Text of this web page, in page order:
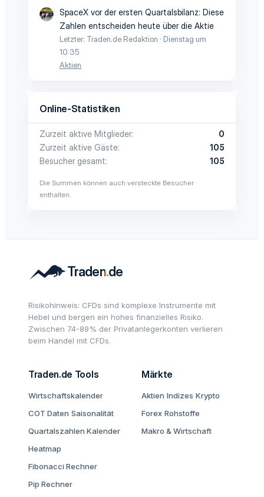
SpaceX vor der ersten Quartalsbilanz: Diese
Zahlen entscheiden heute über die Aktie
Letzter: Traden.de Redaktion
Dienstag um
10:35
Aktien
Online-Statistiken
Zurzeit aktive Mitglieder
0
Zurzeit aktive Gäste
105
Besucher gesamt
105
Die Summen können auch versteckte Besucher
enthalten.
Risikohinweis: CFDs sind komplexe Instrumente mit
Hebel und bergen ein hohes finanzielles Risiko.
Zwischen 74-89% der Privatanlegerkonten verlieren
beim Handel mit CFDs.
Traden.de Tools
Wirtschaftskalender
COT Daten Saisonalität
Quartalszahlen Kalender
Heatmap
Fibonacci Rechner
Pip Rechner
Märkte
Aktien Indizes Krypto
Forex Rohstoffe
Makro & Wirtschaft